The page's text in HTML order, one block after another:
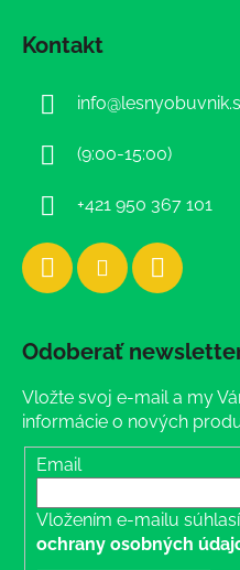
Kontakt
info@
(9:00-15:00)
+421 950 367 101
Odoberať
Vložte svoj e-mail a my
informácie o nových
Email
Vložením e-mailu
ochrany osobných